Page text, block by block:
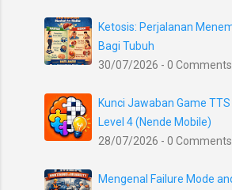
Ketosis: Perjalanan
Bagi Tubuh
30/07/2026 - 0 Comments
Kunci Jawaban Game
Level 4 (Nende Mobile)
28/07/2026 - 0 Comments
Mengenal Failure Mode